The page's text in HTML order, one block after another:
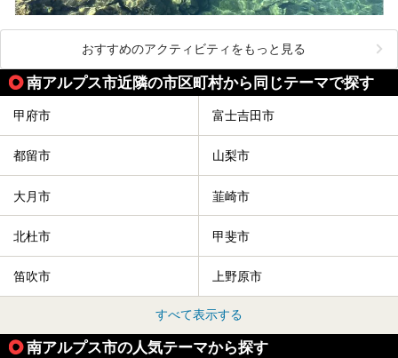
おすすめのアクティビティをもっと見る
南アルプス市近隣の市区町村から同じテーマで探す
甲府市 富士吉田市
都留市 山梨市
大月市 韮崎市
北杜市 甲斐市
笛吹市 上野原市
すべて表示する
南アルプス市の人気テーマから探す